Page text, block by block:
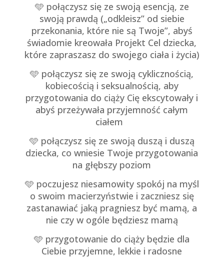
🩵 połączysz się ze swoją esencją, ze
swoją prawdą („odkleisz” od siebie
przekonania, które nie są Twoje”, abyś
świadomie kreowała Projekt Cel dziecka,
które zapraszasz do swojego ciała i życia)
🩵 połączysz się ze swoją cyklicznością,
kobiecością i seksualnością, aby
przygotowania do ciąży Cię ekscytowały i
abyś przeżywała przyjemność całym
ciałem
🩵 połączysz się ze swoją duszą i duszą
dziecka, co wniesie Twoje przygotowania
na głębszy poziom
🩵 poczujesz niesamowity spokój na myśl
o swoim macierzyństwie i zaczniesz się
zastanawiać jaką pragniesz być mamą, a
nie czy w ogóle będziesz mamą
🩵 przygotowanie do ciąży będzie dla
Ciebie przyjemne, lekkie i radosne